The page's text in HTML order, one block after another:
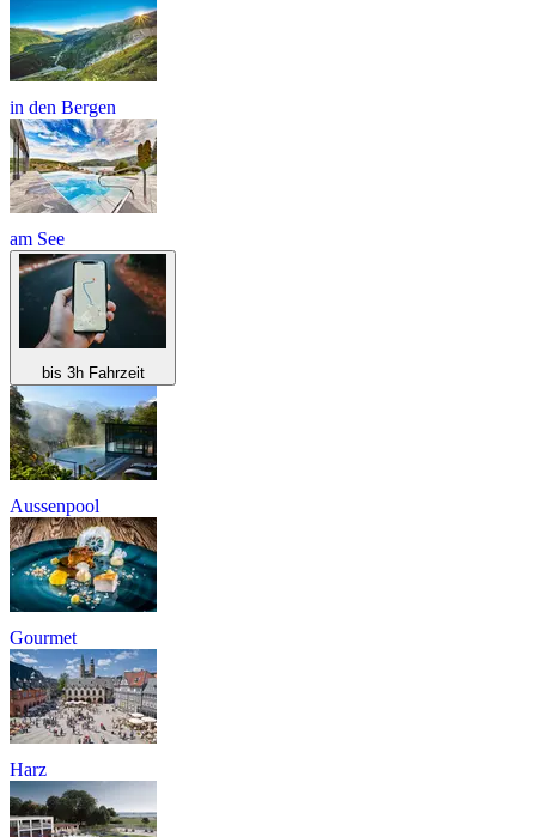
in den Bergen
am See
bis 3h Fahrzeit
Aussenpool
Gourmet
Harz